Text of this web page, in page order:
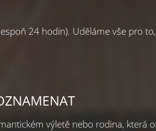
24 hodin). Uděláme vše pro
výletě nebo rodina, která